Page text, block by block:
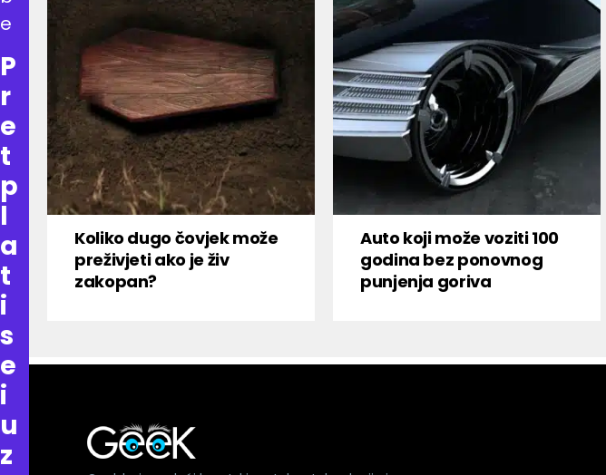
Koliko dugo čovjek može
preživjeti ako je živ
zakopan?
Auto koji može voziti 100
godina bez ponovnog
punjenja goriva
e
P
r
e
t
p
l
a
t
i
s
e
i
u
z